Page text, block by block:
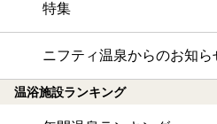
特集
ニフティ温泉からのお知ら
温浴施設ランキング